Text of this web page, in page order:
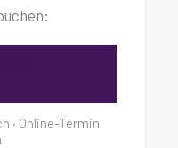
· Online-Termin